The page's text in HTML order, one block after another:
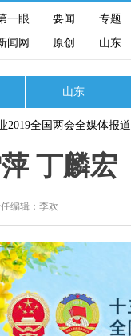
一眼 要闻
专题
闻网 原创 山东
山东
2019全国两会全媒体报道
丁麟宏
编辑：李欢